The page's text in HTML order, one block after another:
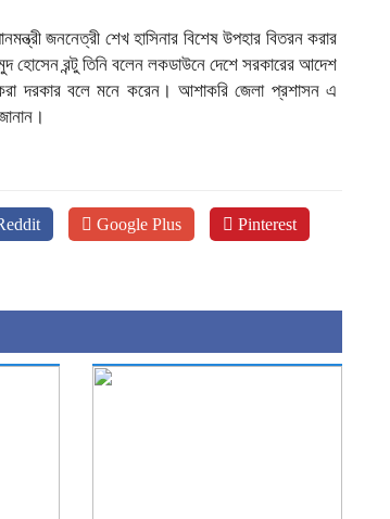
জননেত্রী শেখ হাসিনার বিশেষ উপহার বিতরন করার
হোসেন রন্টু তিনি বলেন লকডাউনে দেশে সরকারের আদেশ
দরকার বলে মনে করেন। আশাকরি জেলা প্রশাসন এ
Google Plus Pinterest